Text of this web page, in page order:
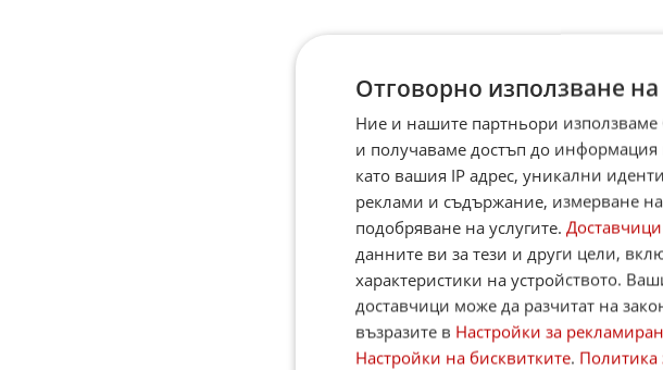
Отговорно използване
Ние и нашите партньори използваме
и получаваме достъп до
като вашия IP адрес, уникални
реклами и съдържание, измерване
подобряване на услугите.
данните ви за тези и други цели,
характеристики на устройството.
доставчици може да разчитат на
възразите в Настройки за
Настройки на бисквитките. Политика